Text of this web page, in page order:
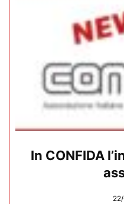
In CONFIDA